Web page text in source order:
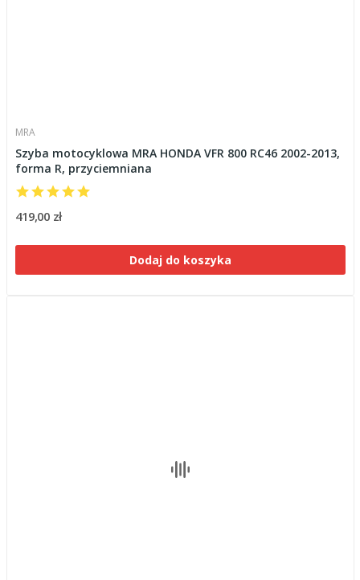
MRA
Szyba motocyklowa MRA HONDA VFR 800 RC46 2002-2013,
forma R, przyciemniana
419,00 zł
Dodaj do koszyka